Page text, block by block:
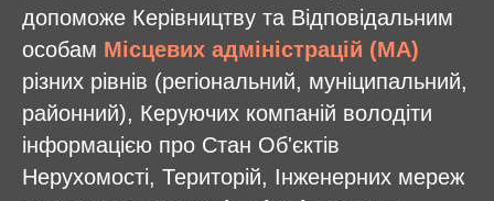
допоможе Керівництву та Відповідальним
особам Місцевих адміністрацій (МА)
різних рівнів (регіональний, муніципальний,
районний), Керуючих компаній володіти
інформацією про Cтан Об'єктів
Нерухомості, Територій, Інженерних мереж